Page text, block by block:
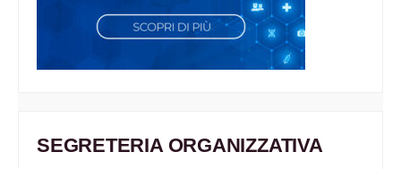
SEGRETERIA ORGANIZZATIVA